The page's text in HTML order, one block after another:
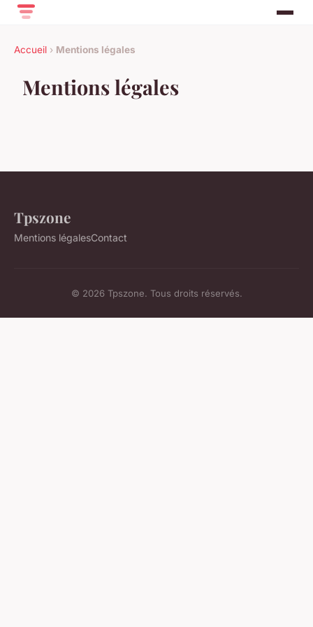
Accueil › Mentions légales
Mentions légales
Tpszone
Mentions légalesContact
© 2026 Tpszone. Tous droits réservés.